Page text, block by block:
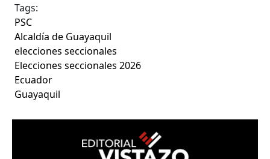
Tags:
PSC
Alcaldía de Guayaquil
elecciones seccionales
Elecciones seccionales 2026
Ecuador
Guayaquil